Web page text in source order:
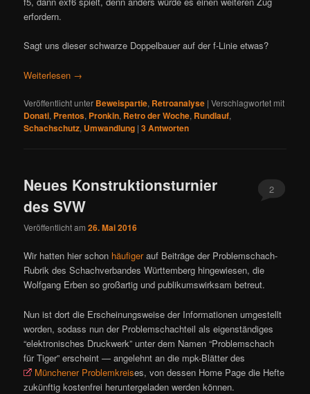
erfordern.
Sagt uns dieser schwarze Doppelbauer auf der f-Linie etwas?
Weiterlesen →
Veröffentlicht unter Beweispartie, Retroanalyse |Verschlagwortet mit
Donati, Prentos, Pronkin, Retro der Woche, Rundlauf,
Schachschutz, Umwandlung |3Antworten
Neues Konstruktionsturnier
des SVW
Veröffentlicht am26. Mai 2016
2
Wir hatten hier schon häufigerauf Beiträge der Problemschach-
Rubrik des Schachverbandes Württemberg hingewiesen, die
Wolfgang Erben so großartig und publikumswirksam betreut.
Nun ist dort die Erscheinungsweise der Informationen umgestellt
worden, sodass nun der Problemschachteil als eigenständiges
“elektronisches Druckwerk” unter dem Namen “Problemschach
für Tiger” erscheint — angelehnt an die mpk-Blätter des
Münchener Problemkreises, von dessen Home Page die Hefte
zukünftig kostenfrei heruntergeladen werden können.